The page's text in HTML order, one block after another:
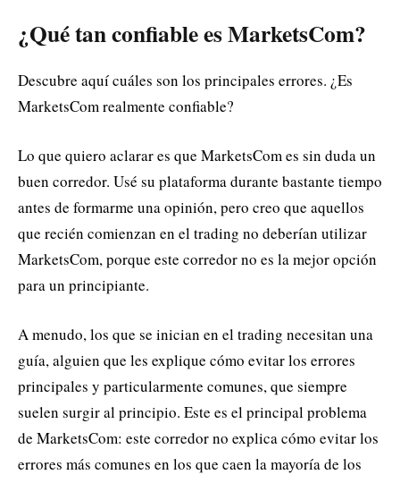
¿Qué tan confiable es MarketsCom?
Descubre aquí cuáles son los principales errores. ¿Es
MarketsCom realmente confiable?
Lo que quiero aclarar es que MarketsCom es sin duda un
buen corredor. Usé su plataforma durante bastante tiempo
antes de formarme una opinión, pero creo que aquellos
que recién comienzan en el trading no deberían utilizar
MarketsCom, porque este corredor no es la mejor opción
para un principiante.
A menudo, los que se inician en el trading necesitan una
guía, alguien que les explique cómo evitar los errores
principales y particularmente comunes, que siempre
suelen surgir al principio. Este es el principal problema
de MarketsCom: este corredor no explica cómo evitar los
errores más comunes en los que caen la mayoría de los